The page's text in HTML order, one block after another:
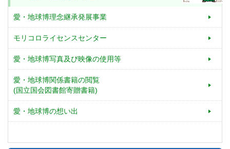
愛・地球博理念継承発展事業
モリコロライセンスセンター
愛・地球博写真及び映像の使用等
愛・地球博関係書籍の閲覧
(国立国会図書館寄贈書籍)
愛・地球博の想い出